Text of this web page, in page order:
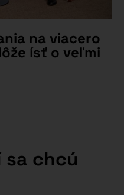
na viacero
ísť o veľmi
chcú